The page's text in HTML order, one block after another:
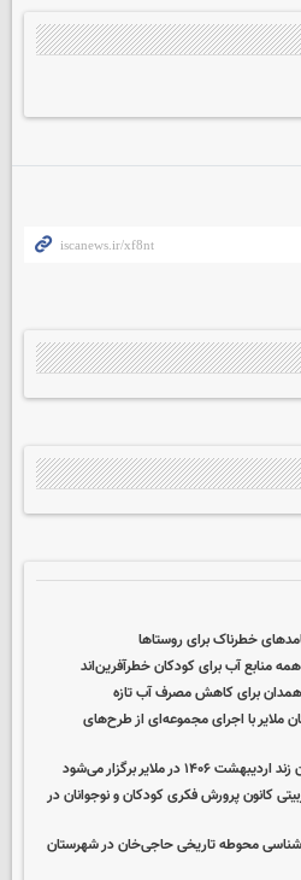
خطرناک برای روستاها
منابع آب برای کودکان خطرآفرین‌اند
همدان برای کاهش مصرف آب تازه
ملایر با اجرای مجموعه‌ای از طرح‌های
ملایر برگزار می‌شود
کانون پرورش فکری کودکان و نوجوانان در
محوطه تاریخی حاجی‌خان در شهرستان